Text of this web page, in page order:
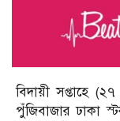
বিদায়ী সপ্তাহে
পুঁজিবাজার ঢাকা